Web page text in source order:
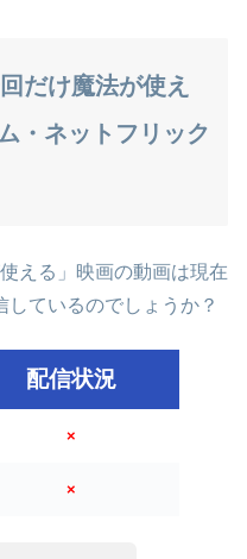
だけ魔法が使え
・ネットフリック
える」映画の動画は現在
ているのでしょうか？
配信状況
×
×